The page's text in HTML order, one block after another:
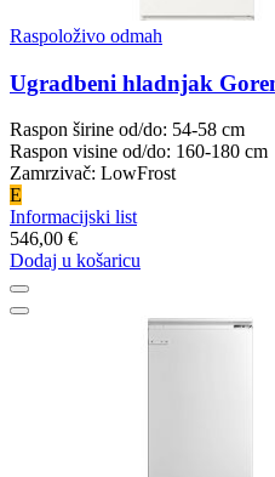
Raspoloživo odmah
Ugradbeni hladnjak
Raspon širine od/do: 54-58 cm
Raspon visine od/do: 160-180 cm
Zamrzivač: LowFrost
E
Informacijski list
546,00 €
Dodaj u košaricu